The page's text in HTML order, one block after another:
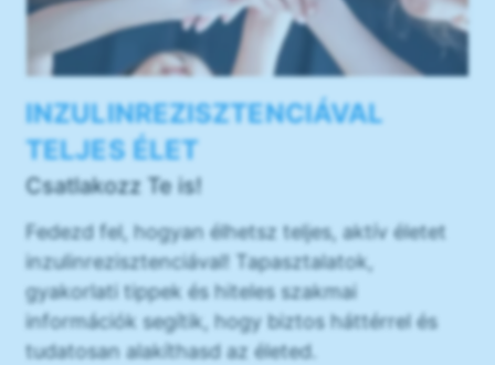
INZULINREZISZTENCIÁVAL
TELJES ÉLET
Csatlakozz Te is!
Fedezd fel, hogyan élhetsz teljes, aktív életet
inzulinrezisztenciával! Tapasztalatok,
gyakorlati tippek és hiteles szakmai
információk segítik, hogy biztos háttérrel és
tudatosan alakíthasd az életed.